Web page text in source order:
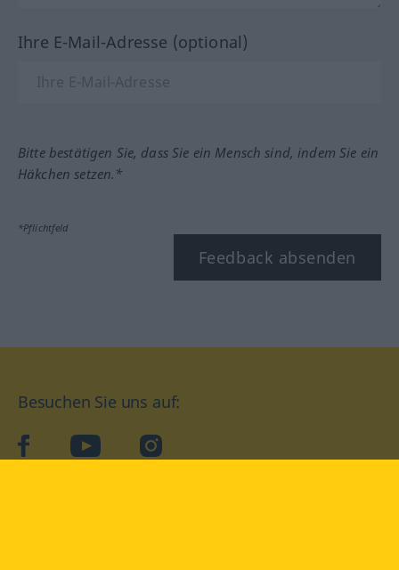
Ihre E-Mail-Adresse (optional)
Bitte bestätigen Sie, dass Sie ein Mensch sind, indem Sie ein
Häkchen setzen.*
*Pflichtfeld
Feedback absenden
Besuchen Sie uns auf:
facebookYouTube Instagram